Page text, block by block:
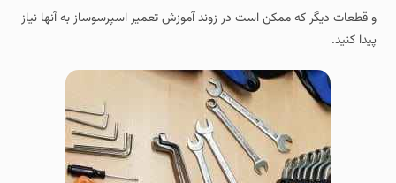
و قطعات دیگر که ممکن است در زوند آموزش تعمیر اسپرسوساز به آنها نیاز
پیدا کنید.